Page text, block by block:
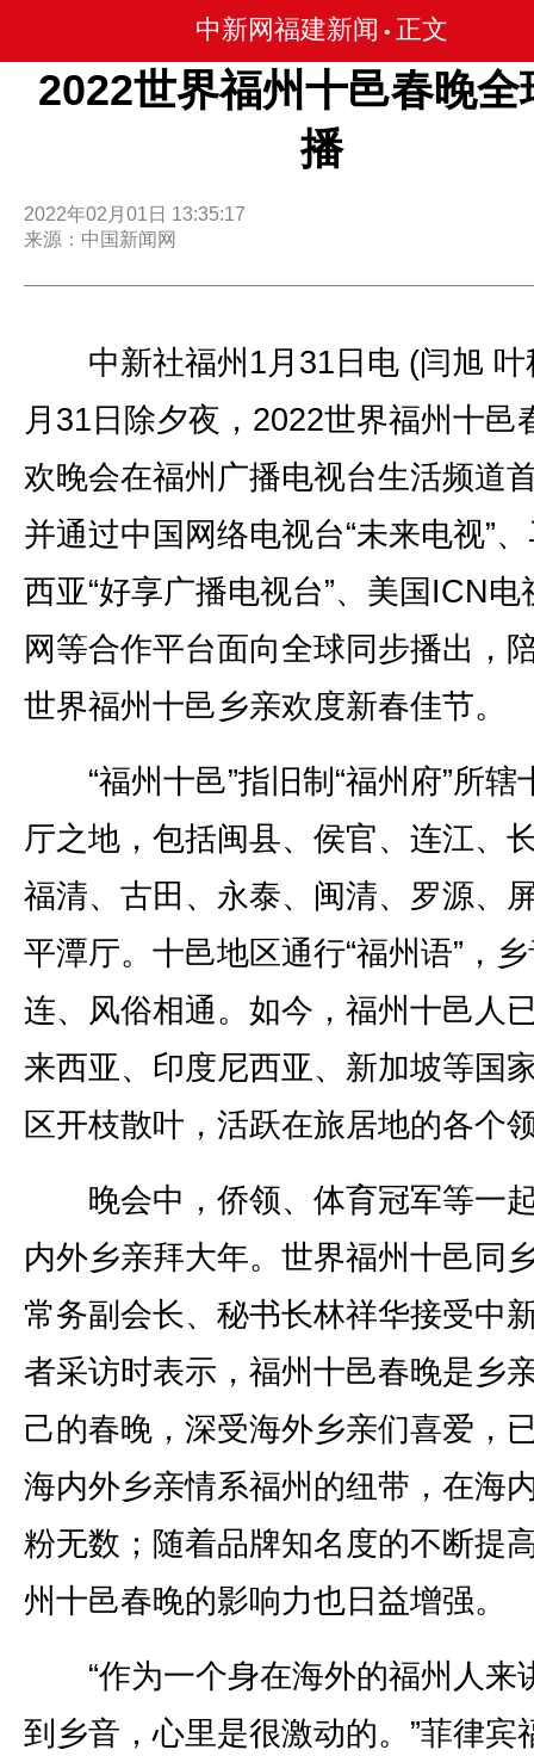
中新网福建新闻 • 正文
2022世界福州十邑春晚全
播
2022年02月01日 13:35:17
来源：中国新闻网
中新社福州1月31日电 (闫旭 叶
月31日除夕夜，2022世界福州十邑
欢晚会在福州广播电视台生活频道
并通过中国网络电视台“未来电视”
西亚“好享广播电视台”、美国ICN电
网等合作平台面向全球同步播出，
世界福州十邑乡亲欢度新春佳节。
“福州十邑”指旧制“福州府”所辖
厅之地，包括闽县、侯官、连江、
福清、古田、永泰、闽清、罗源、
平潭厅。十邑地区通行“福州语”，
连、风俗相通。如今，福州十邑人
来西亚、印度尼西亚、新加坡等国
区开枝散叶，活跃在旅居地的各个
晚会中，侨领、体育冠军等一
内外乡亲拜大年。世界福州十邑同
常务副会长、秘书长林祥华接受中
者采访时表示，福州十邑春晚是乡
己的春晚，深受海外乡亲们喜爱，
海内外乡亲情系福州的纽带，在海
粉无数；随着品牌知名度的不断提
州十邑春晚的影响力也日益增强。
“作为一个身在海外的福州人来
到乡音，心里是很激动的。”菲律宾